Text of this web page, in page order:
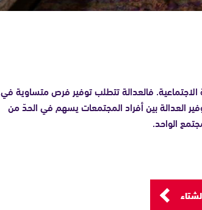
فالعدالة تتطلب توفير فرص متساوية في
العدالة بين أفراد المجتمعات يسهم في الحدّ من
الواحد.